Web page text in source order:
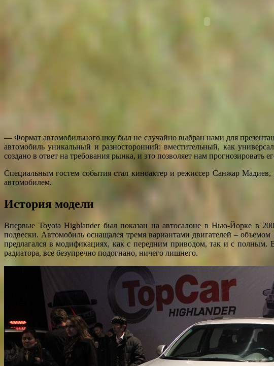
— Формат автомобильного шоу был не случайно выбран нами для
автомобиль уникальный и разносторонний: вместительный, как
создано в ответ на требования рынка, и это позволяет нам прогнозировать
Специальным гостем события стал киноактер и режиссер Санжар
автомобилем.
История модели
Впервые Toyota Highlander был показан на автосалоне в Нью-Йорке в
подвески. Автомобиль оснащался тремя вариантами двигателей –
предлагался в модификациях, как с передним приводом, так и с
радиатора, все безупречно подогнано, ничего лишнего.